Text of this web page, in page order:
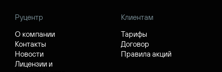
Руцентр
О компании
Контакты
Новости
Лицензии и
Клиентам
Тарифы
Договор
Правила акций